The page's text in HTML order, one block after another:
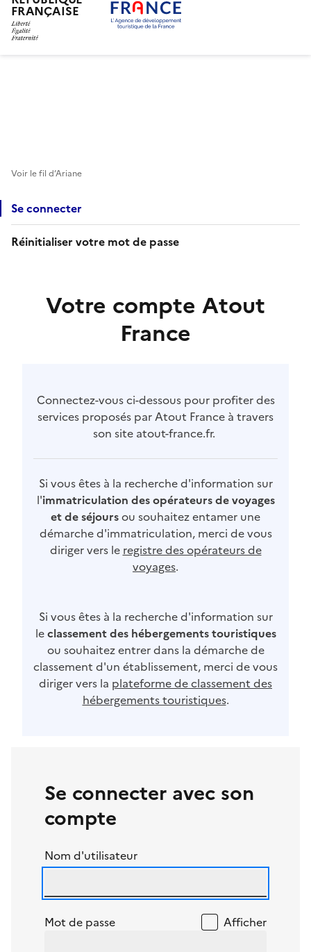
FRANÇAISE
Voir le fil d’Ariane
Se connecter
Réinitialiser votre mot de passe
Votre compte Atout
France
Connectez-vous ci-dessous pour profiter des
services proposés par Atout France à travers
son site atout-france.fr.
Si vous êtes à la recherche d'information sur
l'immatriculation des opérateurs de voyages
et de séjoursou souhaitez entamer une
démarche d'immatriculation, merci de vous
diriger vers le registre des opérateurs de
voyages.
Si vous êtes à la recherche d'information sur
leclassement des hébergements touristiques
ou souhaitez entrer dans la démarche de
classement d'un établissement, merci de vous
diriger vers la plateforme de classement des
hébergements touristiques.
Se connecter avec son
compte
Nom d'utilisateur
Mot de passe Afficher